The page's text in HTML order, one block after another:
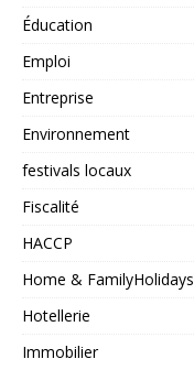
Éducation
Emploi
Entreprise
Environnement
festivals locaux
Fiscalité
HACCP
Home & FamilyHolidays
Hotellerie
Immobilier